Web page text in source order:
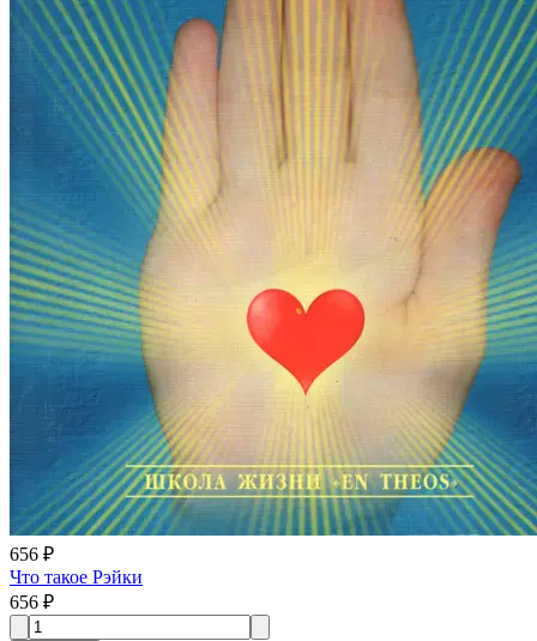
656 ₽
Что такое Рэйки
656 ₽